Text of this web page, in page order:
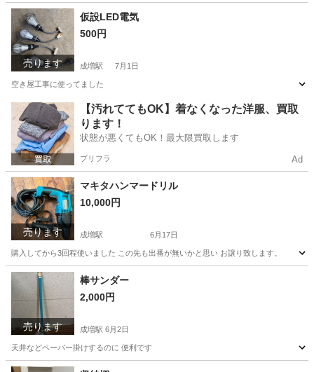
東京 板橋区 成増駅 その他
売ります
仮設LED電気
500円
成増駅 7月1日
空き屋工事に使ってました
東京 板橋区 成増駅 その他 LED
【汚れててもOK】着なくなった洋服、買取
ります！
状態が悪くてもOK！最大限買取します
プリフラ Ad
売ります
マキタハンマードリル
10,000円
成増駅 6月17日
購入してから3回程使いました この先も出番が無いかと思い お譲り致します。
東京 板橋区 成増駅
売ります
棒サンダー
2,000円
成増駅 6月2日
天井などペーパー掛けするのに 便利です
東京 板橋区 成増駅